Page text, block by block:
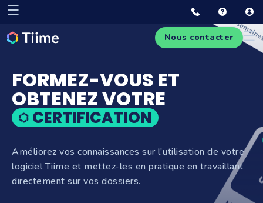
☰
☰
Nous contacter
FORMEZ-VOUS ET
OBTENEZ VOTRE
CERTIFICATION
Améliorez vos connaissances sur l'utilisation de votre
logiciel Tiime et mettez-les en pratique en travaillant
directement sur vos dossiers.